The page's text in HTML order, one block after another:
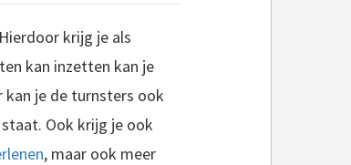
krijg je als
kan inzetten kan je
kan je de turnsters ook
Ook krijg je ook
, maar ook meer